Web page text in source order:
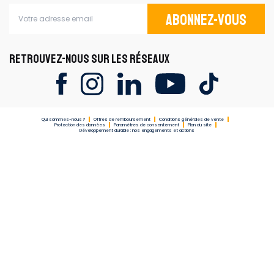
Abonnez-vous
RETROUVEZ-NOUS SUR LES RÉSEAUX
Qui sommes-nous ? Offres de remboursement
Conditions générales de vente
Protection des données
Paramètres de consentement
Plan du site
Développement durable : nos engagements et actions